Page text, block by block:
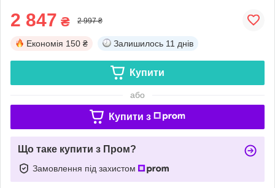
2 847 ₴ 2 997 ₴
Економія 150 ₴ Залишилось 11 днів
Купити
або
Купити з
Що таке купити з Пром?
Замовлення під захистом